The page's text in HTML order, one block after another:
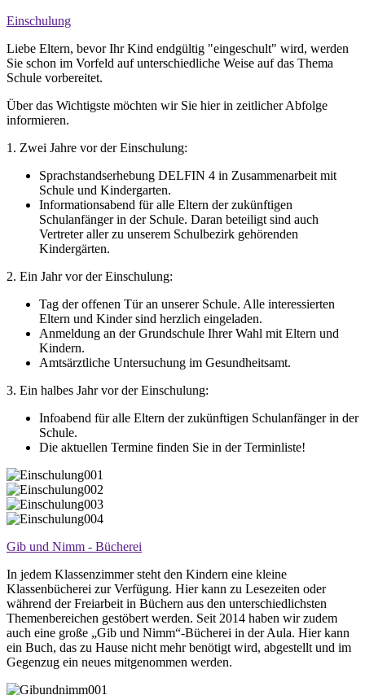
Einschulung
Liebe Eltern, bevor Ihr Kind endgültig "eingeschult" wird, werden
Sie schon im Vorfeld auf unterschiedliche Weise auf das Thema
Schule vorbereitet.
Über das Wichtigste möchten wir Sie hier in zeitlicher Abfolge
informieren.
1. Zwei Jahre vor der Einschulung:
Sprachstandserhebung DELFIN 4 in Zusammenarbeit mit
Schule und Kindergarten.
Informationsabend für alle Eltern der zukünftigen
Schulanfänger in der Schule. Daran beteiligt sind auch
Vertreter aller zu unserem Schulbezirk gehörenden
Kindergärten.
2. Ein Jahr vor der Einschulung:
Tag der offenen Tür an unserer Schule. Alle interessierten
Eltern und Kinder sind herzlich eingeladen.
Anmeldung an der Grundschule Ihrer Wahl mit Eltern und
Kindern.
Amtsärztliche Untersuchung im Gesundheitsamt.
3. Ein halbes Jahr vor der Einschulung:
Infoabend für alle Eltern der zukünftigen Schulanfänger in der
Schule.
Die aktuellen Termine finden Sie in der Terminliste!
Gib und Nimm - Bücherei
In jedem Klassenzimmer steht den Kindern eine kleine
Klassenbücherei zur Verfügung. Hier kann zu Lesezeiten oder
während der Freiarbeit in Büchern aus den unterschiedlichsten
Themenbereichen gestöbert werden. Seit 2014 haben wir zudem
auch eine große „Gib und Nimm“-Bücherei in der Aula. Hier kann
ein Buch, das zu Hause nicht mehr benötigt wird, abgestellt und im
Gegenzug ein neues mitgenommen werden.